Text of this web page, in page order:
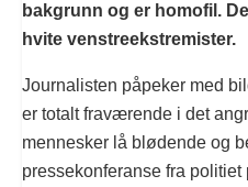
bakgrunn og er homofil.
hvite venstreekstremister.
Journalisten påpeker med
er totalt fraværende i det
mennesker lå blødende og
pressekonferanse fra